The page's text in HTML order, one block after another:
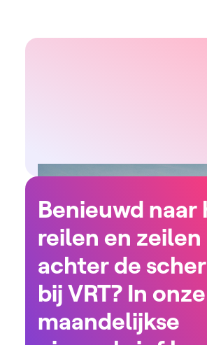
Benieuwd naar
reilen en zeilen
achter de
bij VRT? In onze
maandelijkse